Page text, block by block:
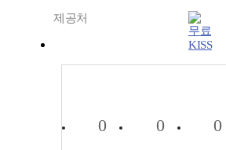
제공처
KISS
0 0 0